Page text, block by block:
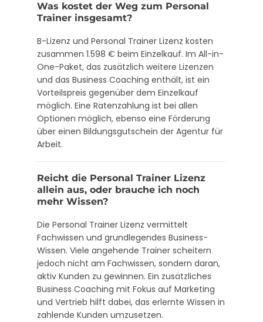
Was kostet der Weg zum Personal
Trainer insgesamt?
B-Lizenz und Personal Trainer Lizenz kosten
zusammen 1.598 € beim Einzelkauf. Im All-in-
One-Paket, das zusätzlich weitere Lizenzen
und das Business Coaching enthält, ist ein
Vorteilspreis gegenüber dem Einzelkauf
möglich. Eine Ratenzahlung ist bei allen
Optionen möglich, ebenso eine Förderung
über einen Bildungsgutschein der Agentur für
Arbeit.
Reicht die Personal Trainer Lizenz
allein aus, oder brauche ich noch
mehr Wissen?
Die Personal Trainer Lizenz vermittelt
Fachwissen und grundlegendes Business-
Wissen. Viele angehende Trainer scheitern
jedoch nicht am Fachwissen, sondern daran,
aktiv Kunden zu gewinnen. Ein zusätzliches
Business Coaching mit Fokus auf Marketing
und Vertrieb hilft dabei, das erlernte Wissen in
zahlende Kunden umzusetzen.